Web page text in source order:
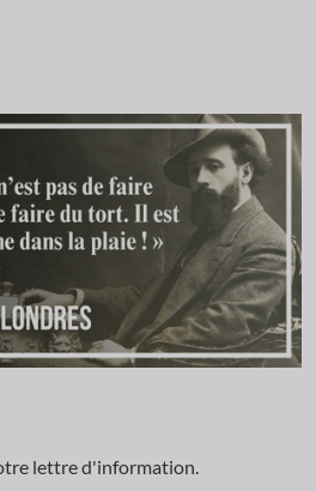
lettre d'information.